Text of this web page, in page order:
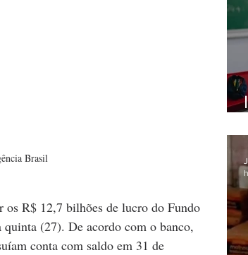
Brasil
R$ 12,7 bilhões de lucro do Fundo
(27). De acordo com o banco,
conta com saldo em 31 de